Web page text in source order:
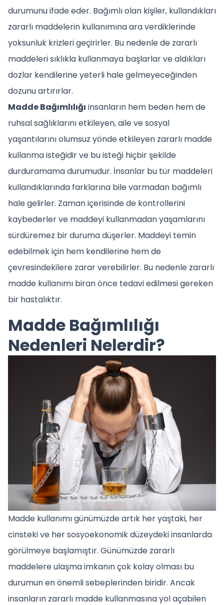
durumunu ifade eder. Bağımlı olan kişiler, kullandıkları
zararlı maddelerin kullanımına ara verdiklerinde
yoksunluk krizleri geçirirler. Bu nedenle de zararlı
maddeleri sıklıkla kullanmaya başlarlar ve aldıkları
dozlar kendilerine yeterli hale gelmeyeceğinden
dozunu artırırlar.
Madde Bağımlılığı insanların hem beden hem de
ruhsal sağlıklarını etkileyen, aile ve sosyal
yaşantılarını olumsuz yönde etkileyen zararlı madde
kullanma isteğidir ve bu isteği hiçbir şekilde
durduramama durumudur. İnsanlar bu tür maddeleri
kullandıklarında farklarına bile varmadan bağımlı
hale gelirler. Zaman içerisinde de kontrollerini
kaybederler ve maddeyi kullanmadan yaşamlarını
sürdüremez bir duruma düşerler. Maddeyi temin
edebilmek için hem kendilerine hem de
çevresindekilere zarar verebilirler. Bu nedenle zararlı
madde kullanımı biran önce tedavi edilmesi gereken
bir hastalıktır.
Madde Bağımlılığı
Nedenleri Nelerdir?
Madde kullanımı günümüzde artık her yaştaki, her
cinsteki ve her sosyoekonomik düzeydeki insanlarda
görülmeye başlamıştır. Günümüzde zararlı
maddelere ulaşma imkanın çok kolay olması bu
durumun en önemli sebeplerinden biridir. Ancak
insanların zararlı madde kullanmasına yol açabilen